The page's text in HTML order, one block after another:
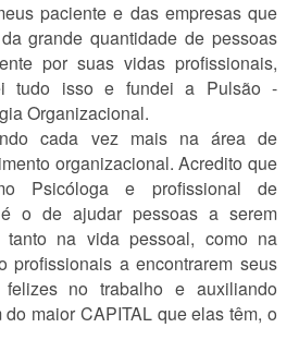
paciente e das empresas que
grande quantidade de pessoas
por suas vidas profissionais,
tudo isso e fundei a Pulsão -
Organizacional.
cada vez mais na área de
organizacional. Acredito que
Psicóloga e profissional de
é o de ajudar pessoas a serem
tanto na vida pessoal, como na
profissionais a encontrarem seus
no trabalho e auxiliando
maior CAPITAL que elas têm, o